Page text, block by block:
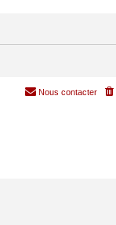
Nous contacter